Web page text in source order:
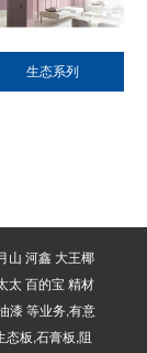
生态系列
山 河鑫 大王椰
太 百的宝 精材
漆 等业务,有意
板,石膏板,阻